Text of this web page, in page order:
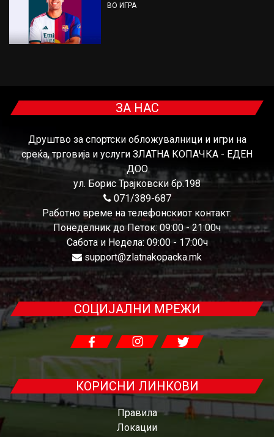
ВО ИГРА
ЗА НАС
Друштво за спортски обложувалници и игри на
среќа, трговија и услуги ЗЛАТНА КОПАЧКА - ЕДЕН
ДОО
ул. Борис Трајковски бр.198
071/389-687
Работно време на телефонскиот контакт:
Понеделник до Петок: 09:00 - 21:00ч
Сабота и Недела: 09:00 - 17:00ч
support@zlatnakopacka.mk
СОЦИЈАЛНИ МРЕЖИ
КОРИСНИ ЛИНКОВИ
Правила
Локации